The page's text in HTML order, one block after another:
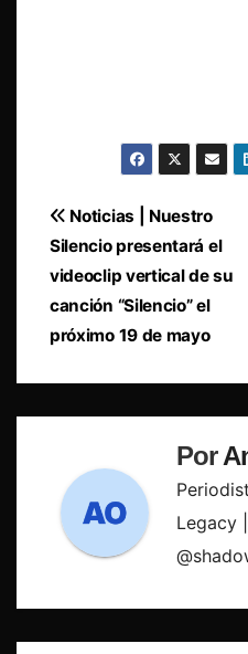
Navegación
de
entradas
Noticias | Nuestro
Silencio presentará el
videoclip vertical de su
canción “Silencio” el
próximo 19 de mayo
Por
Legacy